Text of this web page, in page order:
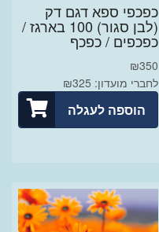
כפכפי ספא דגם דק
(לבן סגור) 100 בארגז /
כפכפים / כפכף
₪350
לחברי מועדון: ₪325
הוספה לעגלה